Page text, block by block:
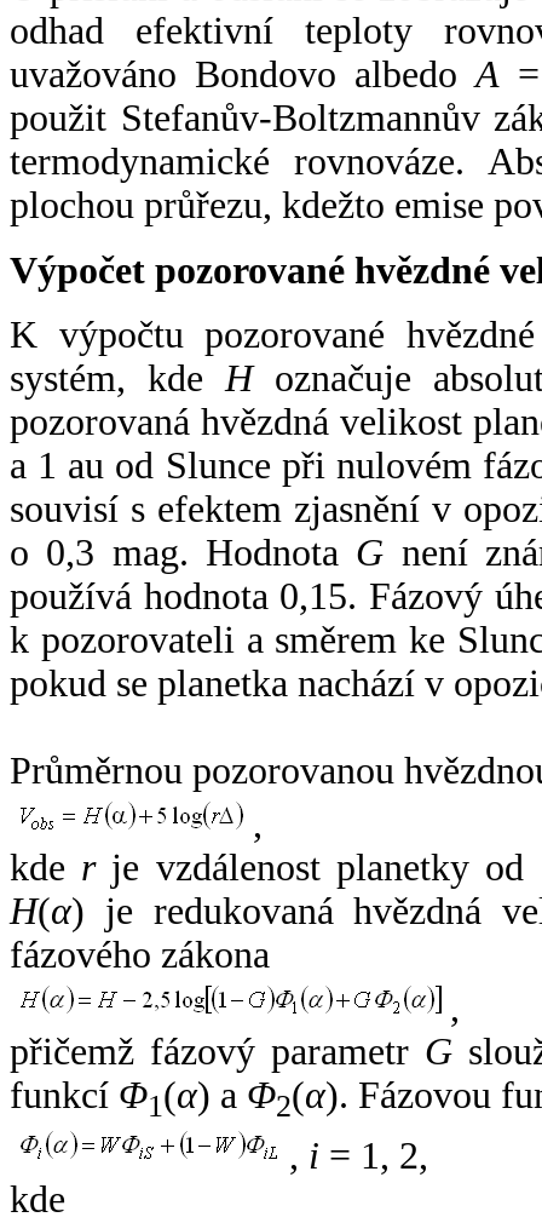
odhad efektivní teploty
uvažováno Bondovo albedoA
použit Stefanův-Boltzmannův
termodynamické rovnováze.
plochou průřezu, kdežto emise
Výpočet pozorované hvězdné
K výpočtu pozorované
systém, kde Hoznačuje
pozorovaná hvězdná velikost
a 1 au od Slunce při nulovém
souvisí s efektem zjasnění v
o 0,3 mag. Hodnota G není
používá hodnota 0,15. Fázový
k pozorovateli a směrem ke
pokud se planetka nachází v
Průměrnou pozorovanou
,
kde rje vzdálenost planetky od
H(α) je redukovaná hvězdná
fázového zákona
,
přičemž fázový parametr G
funkcí Φ1(α) a Φ2(α). Fázovou
, i = 1, 2,
kde